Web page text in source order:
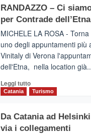
SUMMER
BOOK
CLUB
VIAGRANDE
(Ct)
–
presenta
“Vino
&
2026”.
Le
dell’enoturismo
sull’Etna
RANDAZZO – Ci
per Contrade dell’Etna
MICHELE LA ROSA -
uno degli appuntamenti più
Vinitaly di Verona
dell'Etna, nella location
Leggi tuttoLeggi
di
RANDAZZO
–
Catania Turismo
Da Catania ad
via i collegamenti